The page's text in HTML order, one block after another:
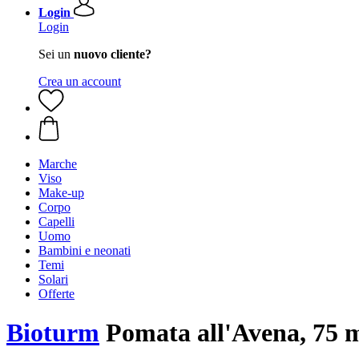
Login
Login
Sei un nuovo cliente?
Crea un account
Marche
Viso
Make-up
Corpo
Capelli
Uomo
Bambini e neonati
Temi
Solari
Offerte
Bioturm Pomata all'Avena, 75